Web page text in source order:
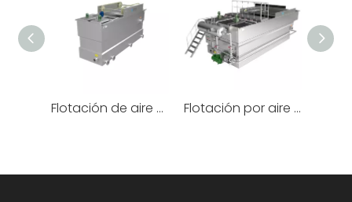
Flotación de aire vórtice Flotación por aire disuelto